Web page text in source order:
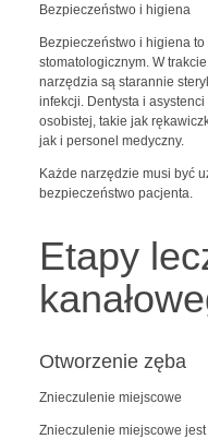
Bezpieczeństwo i higiena
Bezpieczeństwo i higiena
stomatologicznym. W
narzędzia są starannie
infekcji. Dentysta i
osobistej, takie jak
jak i personel medyczny.
Każde narzędzie musi być
bezpieczeństwo pacjenta.
Etapy
Otworzenie zęba
Znieczulenie miejscowe
Znieczulenie miejscowe